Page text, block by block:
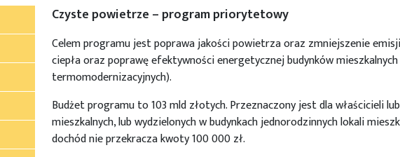
Czyste powietrze – program priorytetowy
Celem programu jest poprawa jakości powietrza oraz zmniejszenie
ciepła oraz poprawę efektywności energetycznej budynków
termomodernizacyjnych).
Budżet programu to 103 mld złotych. Przeznaczony jest dla właścicieli
mieszkalnych, lub wydzielonych w budynkach jednorodzinnych lokali
dochód nie przekracza kwoty 100 000 zł.